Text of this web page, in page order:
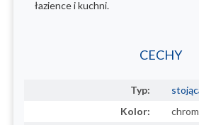
łazience i kuchni.
CECHY
Typ:
Kolor:
chrom